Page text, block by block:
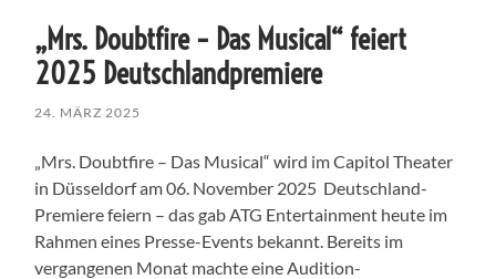
„Mrs. Doubtfire – Das Musical“ feiert
2025 Deutschlandpremiere
24. MÄRZ 2025
„Mrs. Doubtfire – Das Musical“ wird im Capitol Theater
in Düsseldorf am 06. November 2025 Deutschland-
Premiere feiern – das gab ATG Entertainment heute im
Rahmen eines Presse-Events bekannt. Bereits im
vergangenen Monat machte eine Audition-